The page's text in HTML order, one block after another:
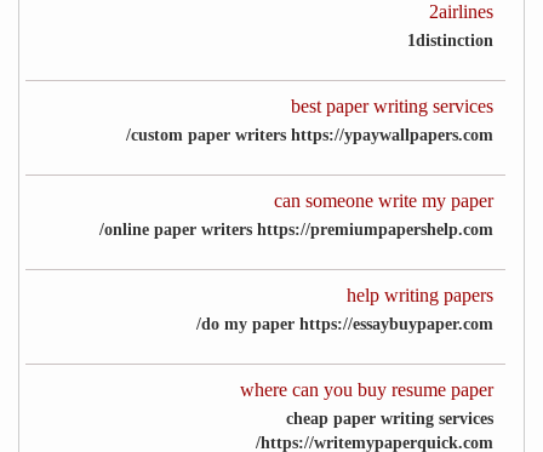
2airlines
1distinction
best paper writing services
custom paper writers https://ypaywallpapers.com/
can someone write my paper
online paper writers https://premiumpapershelp.com/
help writing papers
do my paper https://essaybuypaper.com/
where can you buy resume paper
cheap paper writing services
https://writemypaperquick.com/